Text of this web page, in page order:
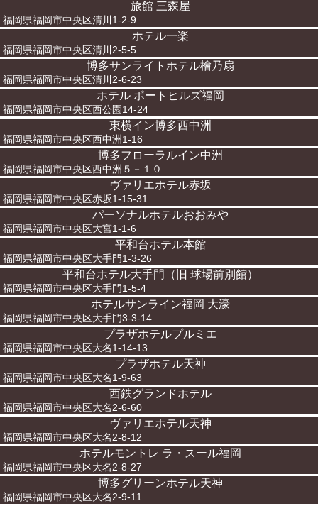
旅館 三森屋
福岡県福岡市中央区清川1-2-9
ホテル一楽
福岡県福岡市中央区清川2-5-5
博多サンライトホテル檜乃扇
福岡県福岡市中央区清川2-6-23
ホテル ポートヒルズ福岡
福岡県福岡市中央区西公園14-24
東横イン博多西中洲
福岡県福岡市中央区西中洲1-16
博多フローラルイン中洲
福岡県福岡市中央区西中洲５－１０
ヴァリエホテル赤坂
福岡県福岡市中央区赤坂1-15-31
パーソナルホテルおおみや
福岡県福岡市中央区大宮1-1-6
平和台ホテル本館
福岡県福岡市中央区大手門1-3-26
平和台ホテル大手門（旧 球場前別館）
福岡県福岡市中央区大手門1-5-4
ホテルサンライン福岡 大濠
福岡県福岡市中央区大手門3-3-14
プラザホテルプルミエ
福岡県福岡市中央区大名1-14-13
プラザホテル天神
福岡県福岡市中央区大名1-9-63
西鉄グランドホテル
福岡県福岡市中央区大名2-6-60
ヴァリエホテル天神
福岡県福岡市中央区大名2-8-12
ホテルモントレ ラ・スール福岡
福岡県福岡市中央区大名2-8-27
博多グリーンホテル天神
福岡県福岡市中央区大名2-9-11